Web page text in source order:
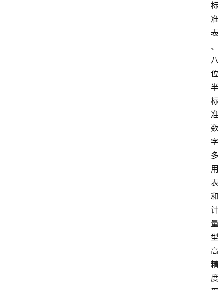
标
准
表
、
八
位
半
标
准
数
字
多
用
表
和
计
量
型
高
精
度